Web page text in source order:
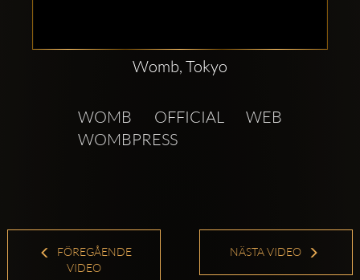
Womb, Tokyo
WOMB OFFICIAL WEB
WOMBPRESS
FÖREGÅENDE
VIDEO
NÄSTA VIDEO